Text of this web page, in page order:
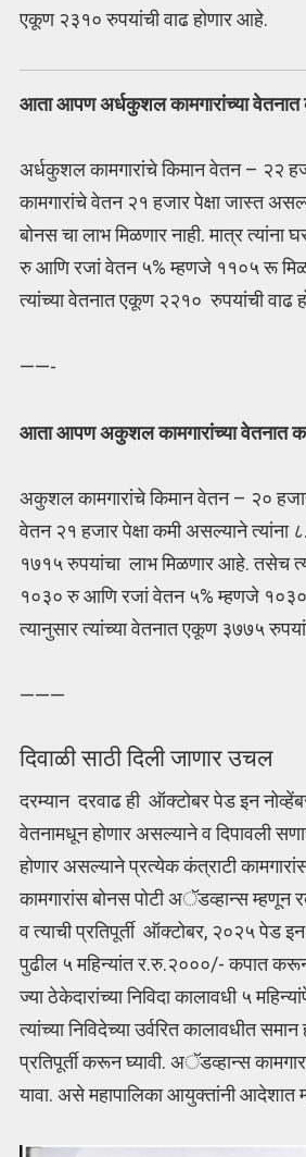
एकूण २३१० रुपयांची वाढ होणार आहे.
आता आपण अर्धकुशल कामगारांच्या वेतनात
अर्धकुशल कामगारांचे किमान वेतन – २२
कामगारांचे वेतन २१ हजार पेक्षा जास्त
बोनस चा लाभ मिळणार नाही. मात्र
रु आणि रजां वेतन ५% म्हणजे ११०५ रू
त्यांच्या वेतनात एकूण २२१० रुपयांची वाढ
——-
आता आपण अकुशल कामगारांच्या वेतनात
अकुशल कामगारांचे किमान वेतन – २०
वेतन २१ हजार पेक्षा कमी असल्याने त्यांना
१७१५ रुपयांचा लाभ मिळणार आहे. तसेच
१०३० रु आणि रजां वेतन ५% म्हणजे
त्यानुसार त्यांच्या वेतनात एकूण ३७७५
———
दिवाळी साठी दिली जाणार उचल
दरम्यान दरवाढ ही ऑक्टोबर पेड इन
वेतनामधून होणार असल्याने व दिपावली
होणार असल्याने प्रत्येक कंत्राटी
कामगारांस बोनस पोटी अॅडव्हान्स
व त्याची प्रतिपूर्ती ऑक्टोबर, २०२५ पेड
पुढील ५ महिन्यांत र.रु.२०००/- कपात
ज्या ठेकेदारांच्या निविदा कालावधी ५
त्यांच्या निविदेच्या उर्वरित कालावधीत
प्रतिपूर्ती करून घ्यावी. अॅडव्हान्स
यावा. असे महापालिका आयुक्तांनी